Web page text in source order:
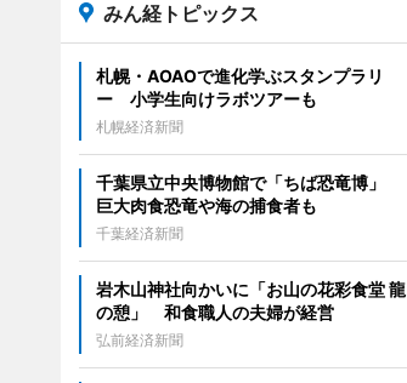
みん経トピックス
札幌・AOAOで進化学ぶスタンプラリ
ー 小学生向けラボツアーも
札幌経済新聞
千葉県立中央博物館で「ちば恐竜博」
巨大肉食恐竜や海の捕食者も
千葉経済新聞
岩木山神社向かいに「お山の花彩食堂 龍
の憩」 和食職人の夫婦が経営
弘前経済新聞